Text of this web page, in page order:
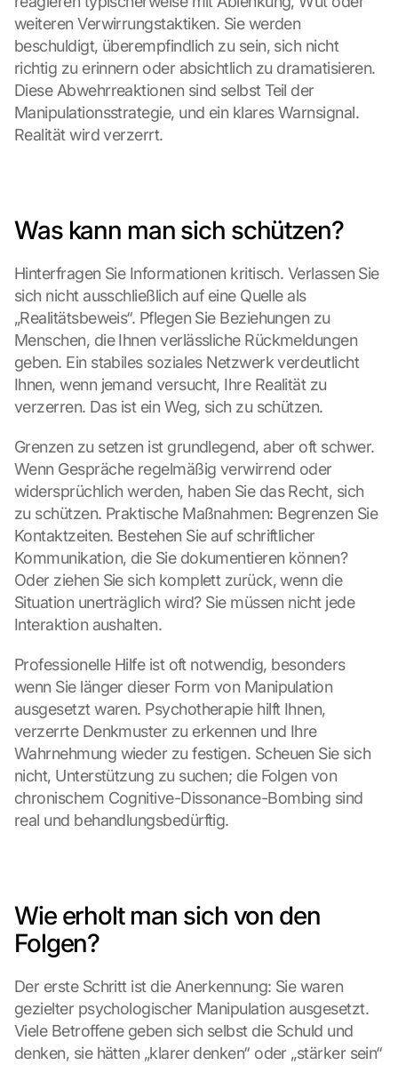
weiteren Verwirrungstaktiken. Sie werden
beschuldigt, überempfindlich zu sein, sich nicht
richtig zu erinnern oder absichtlich zu dramatisieren.
Diese Abwehrreaktionen sind selbst Teil der
Manipulationsstrategie, und ein klares Warnsignal.
Realität wird verzerrt.
Was kann man sich schützen?
Hinterfragen Sie Informationen kritisch. Verlassen Sie
sich nicht ausschließlich auf eine Quelle als
„Realitätsbeweis“. Pflegen Sie Beziehungen zu
Menschen, die Ihnen verlässliche Rückmeldungen
geben. Ein stabiles soziales Netzwerk verdeutlicht
Ihnen, wenn jemand versucht, Ihre Realität zu
verzerren. Das ist ein Weg, sich zu schützen.
Grenzen zu setzen ist grundlegend, aber oft schwer.
Wenn Gespräche regelmäßig verwirrend oder
widersprüchlich werden, haben Sie das Recht, sich
zu schützen. Praktische Maßnahmen: Begrenzen Sie
Kontaktzeiten. Bestehen Sie auf schriftlicher
Kommunikation, die Sie dokumentieren können?
Oder ziehen Sie sich komplett zurück, wenn die
Situation unerträglich wird? Sie müssen nicht jede
Interaktion aushalten.
Professionelle Hilfe ist oft notwendig, besonders
wenn Sie länger dieser Form von Manipulation
ausgesetzt waren. Psychotherapie hilft Ihnen,
verzerrte Denkmuster zu erkennen und Ihre
Wahrnehmung wieder zu festigen. Scheuen Sie sich
nicht, Unterstützung zu suchen; die Folgen von
chronischem Cognitive-Dissonance-Bombing sind
real und behandlungsbedürftig.
Wie erholt man sich von den
Folgen?
Der erste Schritt ist die Anerkennung: Sie waren
gezielter psychologischer Manipulation ausgesetzt.
Viele Betroffene geben sich selbst die Schuld und
denken, sie hätten „klarer denken“ oder „stärker sein“